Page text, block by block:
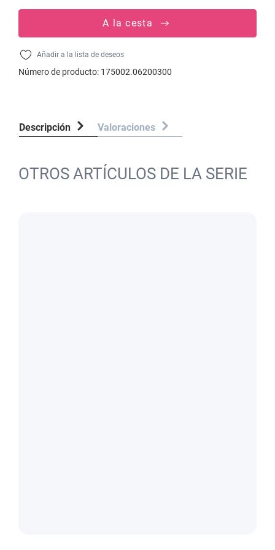
A la cesta
Añadir a la lista de deseos
Número de producto: 175002.06200300
Descripción Valoraciones
OTROS ARTÍCULOS DE LA SERIE